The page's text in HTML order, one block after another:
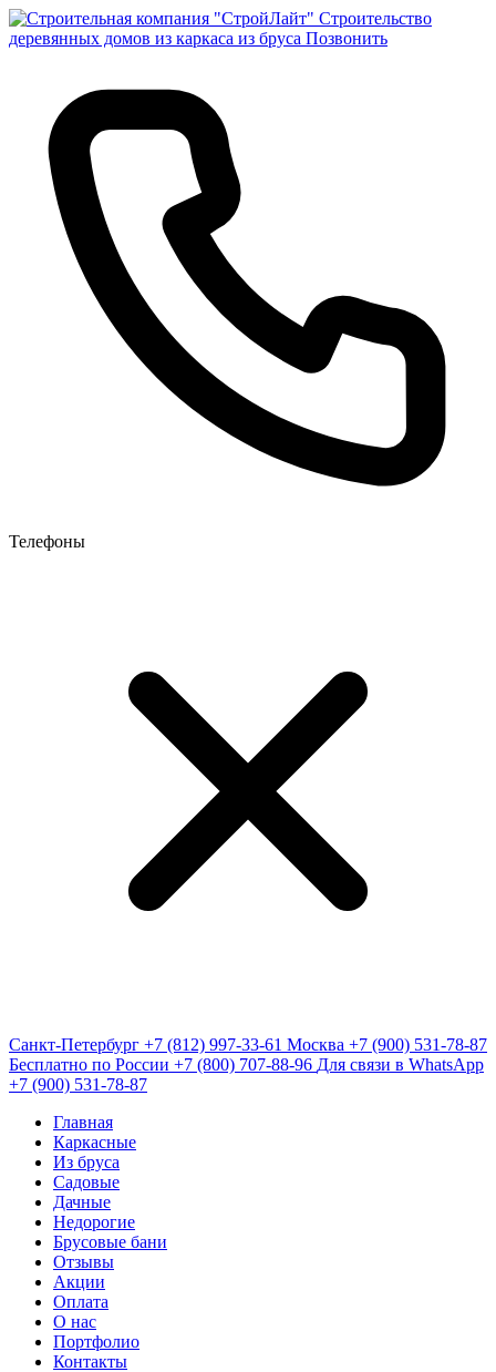
Строительство
деревянных домов из каркаса из бруса Позвонить
Телефоны
Санкт-Петербург +7 (812) 997-33-61 Москва +7 (900) 531-78-87
Бесплатно по России +7 (800) 707-88-96 Для связи в WhatsApp
+7 (900) 531-78-87
Главная
Каркасные
Из бруса
Садовые
Дачные
Недорогие
Брусовые бани
Отзывы
Акции
Оплата
О нас
Портфолио
Контакты